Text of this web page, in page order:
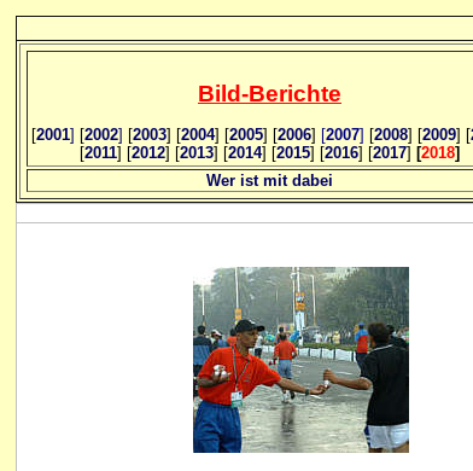
Bild-Berichte
[2001] [2002] [2003] [2004] [2005] [2006] [2007] [2008] [2009] [
[2011] [2012] [2013] [2014] [2015] [2016] [2017] [2018]
Wer ist mit dabei